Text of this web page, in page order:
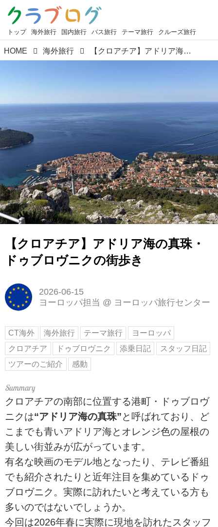
トップ 海外旅行 国内旅行 バス旅行 テーマ旅行 クルーズ旅行
HOME 海外旅行 【クロアチア】アドリア海の真珠・ドゥブロヴニクの街歩き
【クロアチア】アドリア海の真珠・
ドゥブロヴニクの街歩き
2026-06-15
ヨーロッパ担当 @ ヨーロッパ旅行センター
CT海外 海外旅行 テーマ旅行
ヨーロッパ
クロアチア
ドゥブロヴニク 添乗日記
スタッフ日記
ツアーのご紹介
感動
クロアチアの南部に位置する港町・ドゥブロヴ
ニクは“アドリア海の真珠”と呼ばれており、ど
こまでも青いアドリア海とオレンジ色の屋根の
美しい街並みが広がっています。
有名な映画のモデル地となったり、テレビ番組
でも紹介されたりと近年注目を集めているドゥ
ブロヴニク。実際に訪れたいと考えている方も
多いのではないでしょうか。
今回は2026年春に実際に現地を訪れたスタッフ